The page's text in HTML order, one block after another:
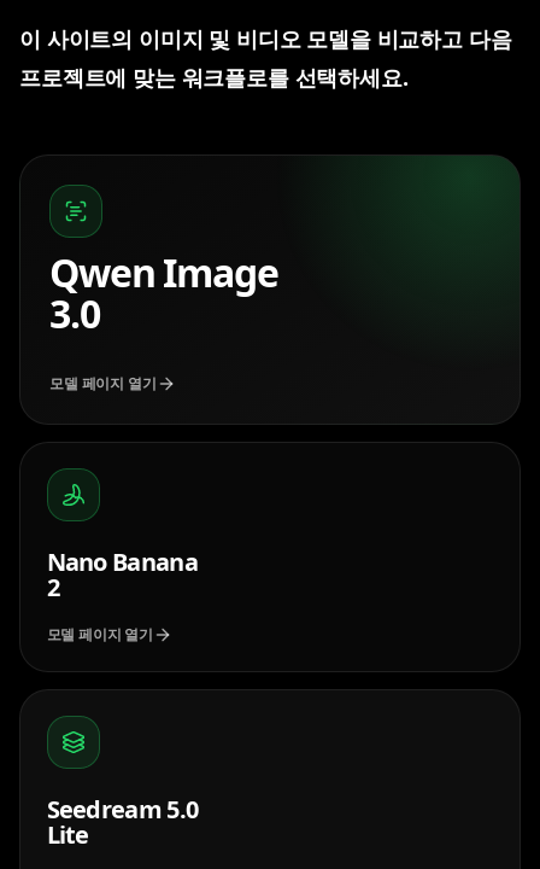
이 사이트의 이미지 및 비디오 모델을 비교하고 다음
프로젝트에 맞는 워크플로를 선택하세요.
Qwen Image
3.0
모델 페이지 열기
Nano Banana
2
모델 페이지 열기
Seedream 5.0
Lite